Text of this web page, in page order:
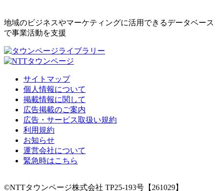
地域のビジネスやマーケティングに活用できるデータベース
で事業活動を支援
サイトマップ
個人情報について
掲載情報に関して
広告掲載のご案内
広告・サービス取扱い規約
利用規約
お知らせ
運営会社について
緊急時はこちら
©NTTタウンページ株式会社 TP25-193号【261029】